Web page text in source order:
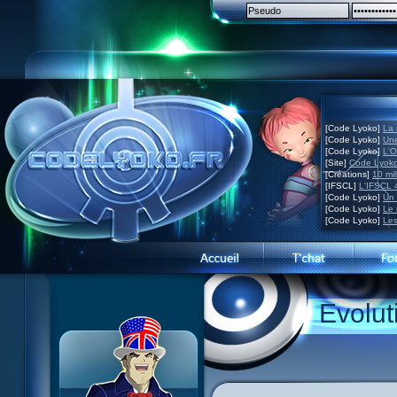
[Code Lyoko] La
[Code Lyoko]
[Code Lyoko]
[Site] Code
[Créations] 10
[IFSCL] L'IFSCL
[Code Lyoko] Un
[Code Lyoko] Le
[Code Lyoko]
Visite guidée
Inscription
Contact
Concours